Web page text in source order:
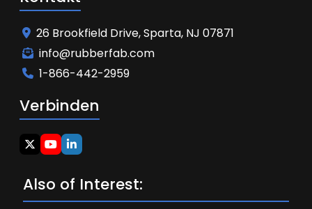
26 Brookfield Drive, Sparta, NJ 07871
info@rubberfab.com
1-866-442-2959
Verbinden
Also of Interest: